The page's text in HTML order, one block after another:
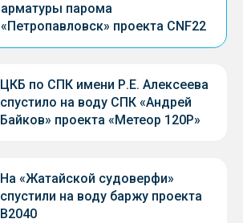
арматуры парома
«Петропавловск» проекта CNF22
ЦКБ по СПК имени Р.Е. Алексеева
спустило на воду СПК «Андрей
Байков» проекта «Метеор 120Р»
На «Жатайской судоверфи»
спустили на воду баржу проекта
В2040